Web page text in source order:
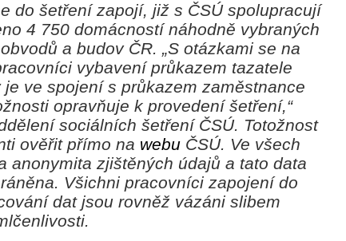
do šetření zapojí, již s ČSÚ spolupracují
4 750 domácností náhodně vybraných
a budov ČR.„S otázkami se na
vybavení průkazem tazatele
ve spojení s průkazem zaměstnance
opravňuje k provedení šetření,“
sociálních šetření ČSÚ. Totožnost
ověřit přímo na webuČSÚ. Ve všech
anonymita zjištěných údajů a tato data
Všichni pracovníci zapojení do
dat jsou rovněž vázáni slibem